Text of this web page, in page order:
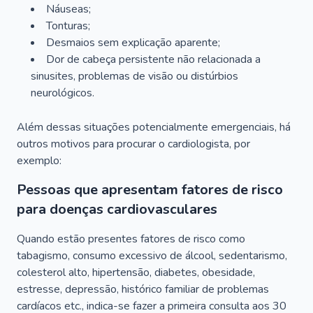
Náuseas;
Tonturas;
Desmaios sem explicação aparente;
Dor de cabeça persistente não relacionada a
sinusites, problemas de visão ou distúrbios
neurológicos.
Além dessas situações potencialmente emergenciais, há
outros motivos para procurar o cardiologista, por
exemplo:
Pessoas que apresentam fatores de risco
para doenças cardiovasculares
Quando estão presentes fatores de risco como
tabagismo, consumo excessivo de álcool, sedentarismo,
colesterol alto, hipertensão, diabetes, obesidade,
estresse, depressão, histórico familiar de problemas
cardíacos etc., indica-se fazer a primeira consulta aos 30